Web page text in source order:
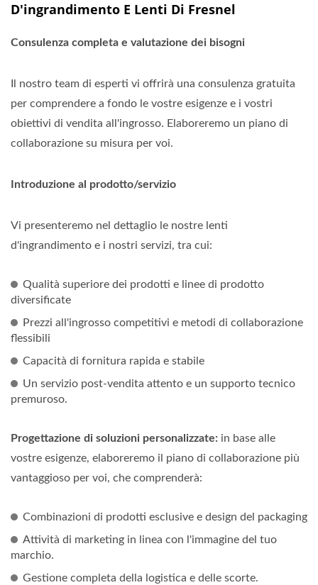
D'ingrandimento E Lenti Di Fresnel
Consulenza completa e valutazione dei bisogni
Il nostro team di esperti vi offrirà una consulenza gratuita
per comprendere a fondo le vostre esigenze e i vostri
obiettivi di vendita all'ingrosso. Elaboreremo un piano di
collaborazione su misura per voi.
Introduzione al prodotto/servizio
Vi presenteremo nel dettaglio le nostre lenti
d'ingrandimento e i nostri servizi, tra cui:
Qualità superiore dei prodotti e linee di prodotto
diversificate
Prezzi all'ingrosso competitivi e metodi di collaborazione
flessibili
Capacità di fornitura rapida e stabile
Un servizio post-vendita attento e un supporto tecnico
premuroso.
Progettazione di soluzioni personalizzate: in base alle
vostre esigenze, elaboreremo il piano di collaborazione più
vantaggioso per voi, che comprenderà:
Combinazioni di prodotti esclusive e design del packaging
Attività di marketing in linea con l'immagine del tuo
marchio.
Gestione completa della logistica e delle scorte.